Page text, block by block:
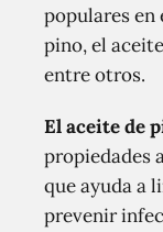
populares en
pino, el
entre otros.
El aceite de
propiedades
que ayuda a
prevenir